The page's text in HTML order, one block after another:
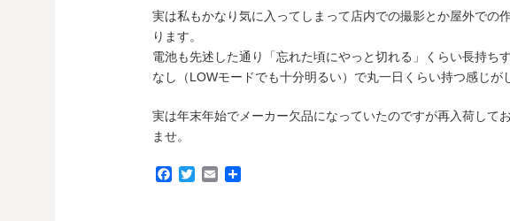
実は私もかなり気に入ってしまって店内での撮影とか屋外での
ります。
電池も先述した通り「忘れた頃にやっと切れる」くらい長持ち
なし（LOWモードでも十分明るい）で丸一日くらい持つ感じが
実は年末年始でメーカー欠品になっていたのですが再入荷して
ませ。
E